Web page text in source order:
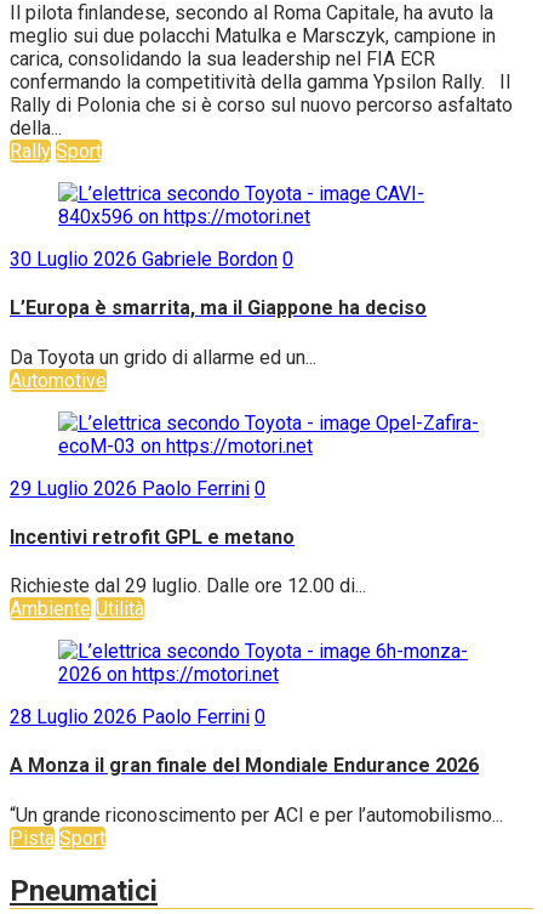
Il pilota finlandese, secondo al Roma Capitale, ha avuto la
meglio sui due polacchi Matulka e Marsczyk, campione in
carica, consolidando la sua leadership nel FIA ECR
confermando la competitività della gamma Ypsilon Rally. Il
Rally di Polonia che si è corso sul nuovo percorso asfaltato
della...
Rally Sport
30 Luglio 2026 Gabriele Bordon 0
L’Europa è smarrita, ma il Giappone ha deciso
Da Toyota un grido di allarme ed un...
Automotive
29 Luglio 2026 Paolo Ferrini 0
Incentivi retrofit GPL e metano
Richieste dal 29 luglio. Dalle ore 12.00 di...
Ambiente Utilità
28 Luglio 2026 Paolo Ferrini 0
A Monza il gran finale del Mondiale Endurance 2026
“Un grande riconoscimento per ACI e per l’automobilismo...
Pista Sport
Pneumatici